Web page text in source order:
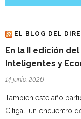
EL BLOG DEL
En la II edición
Inteligentes y
14 junio, 2026
Tambien este año
Citigal; un encuentro